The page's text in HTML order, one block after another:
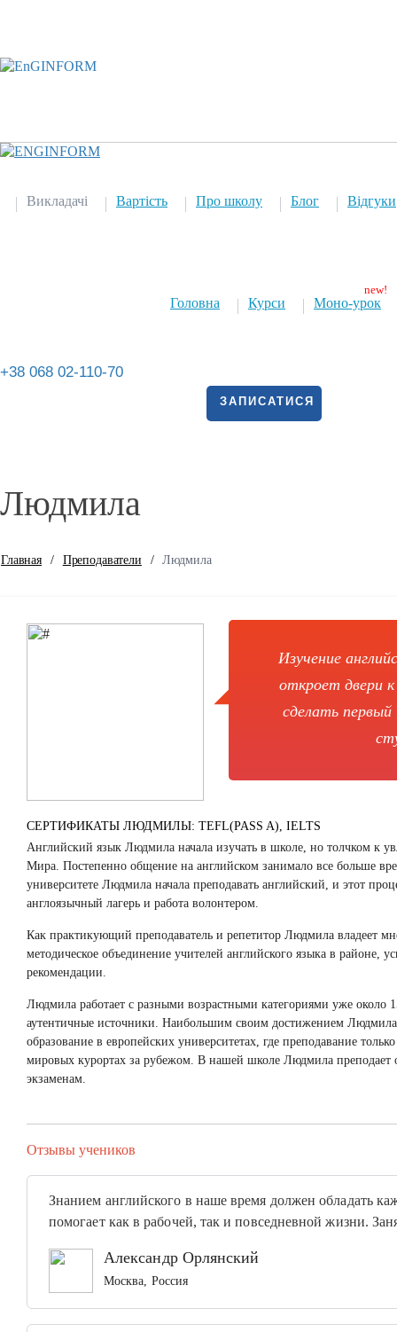
Відгуки
Блог
Про школу
Вартість
Викладачі
Моно-урок
Курси
Головна
+38 068 02-110-70
ЗАПИСАТИСЯ
Людмила
Главная / Преподаватели / Людмила
Изучение
откроет двери
сделать
СЕРТИФИКАТЫ ЛЮДМИЛЫ: TEFL(PASS A), IELTS
Английский язык Людмила начала изучать в школе, но толчком к
Мира. Постепенно общение на английском занимало все больше
университете Людмила начала преподавать английский, и этот
англоязычный лагерь и работа волонтером.
Как практикующий преподаватель и репетитор Людмила владеет
методическое объединение учителей английского языка в районе,
рекомендации.
Людмила работает с разными возрастными категориями уже около
аутентичные источники. Наибольшим своим достижением
образование в европейских университетах, где преподавание
мировых курортах за рубежом. В нашей школе Людмила преподает
экзаменам.
Отзывы учеников
Знанием английского в наше время должен обладать
помогает как в рабочей, так и повседневной жизни.
Александр Орлянский
Москва, Россия